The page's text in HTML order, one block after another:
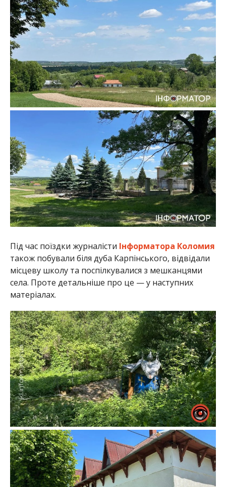
Під час поїздки журналісти Інформатора Коломия
також побували біля дуба Карпінського, відвідали
місцеву школу та поспілкувалися з мешканцями
села. Проте детальніше про це — у наступних
матеріалах.